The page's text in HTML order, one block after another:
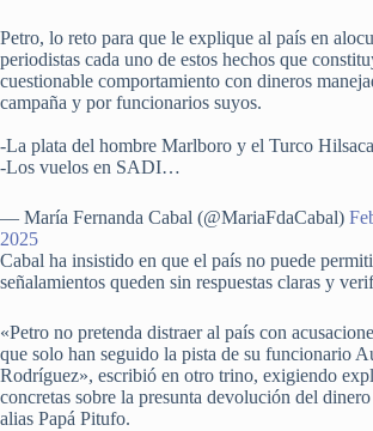
Petro, lo reto para que le explique al país en
periodistas cada uno de estos hechos que
cuestionable comportamiento con dineros
campaña y por funcionarios suyos.
-La plata del hombre Marlboro y el Turco Hilsaca
-Los vuelos en SADI…
— María Fernanda Cabal (@MariaFdaCabal)
2025
Cabal ha insistido en que el país no puede
señalamientos queden sin respuestas claras y
«Petro no pretenda distraer al país con
que solo han seguido la pista de su funcionario
Rodríguez», escribió en otro trino, exigiendo
concretas sobre la presunta devolución del
alias Papá Pitufo.